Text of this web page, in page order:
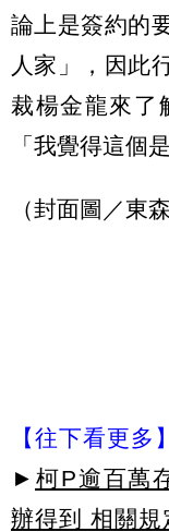
論上是簽約的
人家」，因此
裁楊金龍來了
「我覺得這個
（封面圖／東
【往下看更多】
► 柯P逾百萬
辦得到 相關規